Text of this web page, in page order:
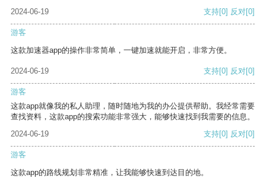
2024-06-19
支持[0] 反对[0]
游客
这款加速器app的操作非常简单，一键加速就能开启，非常方便。
2024-06-19 支持[0] 反对[0]
游客
这款app就像我的私人助理，随时随地为我的办公提供帮助。我经常需要
查找资料，这款app的搜索功能非常强大，能够快速找到我需要的信息。
2024-06-19
支持[0] 反对[0]
游客
这款app的路线规划非常精准，让我能够快速到达目的地。